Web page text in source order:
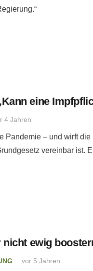
eine
4 Jahren
Pandemie – und wirft
vereinbar ist.
ewig
vor 5 Jahren